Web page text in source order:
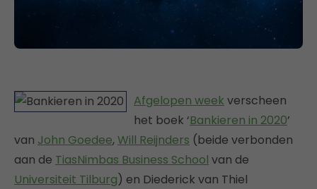
Afgelopen week verscheen
het boek ‘Bankieren in 2020’
van John Goedee,Will Reijnders (beide verbonden
aan de TiasNimbas Business School van de
Universiteit Tilburg) en Diederick van Thiel